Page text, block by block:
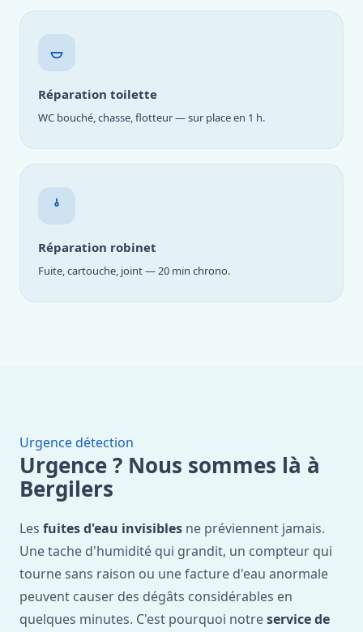
Réparation toilette
WC bouché, chasse, flotteur — sur place en 1 h.
Réparation robinet
Fuite, cartouche, joint — 20 min chrono.
Urgence détection
Urgence ? Nous sommes là à
Bergilers
Les fuites d'eau invisibles ne préviennent jamais.
Une tache d'humidité qui grandit, un compteur qui
tourne sans raison ou une facture d'eau anormale
peuvent causer des dégâts considérables en
quelques minutes. C'est pourquoi notreservice de